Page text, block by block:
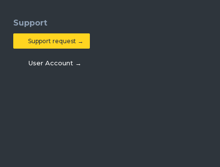
Support
Support request →
User Account →